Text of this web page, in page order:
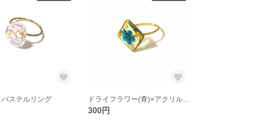
パステルリング
300円